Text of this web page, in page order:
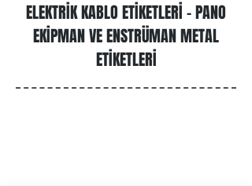
ELEKTRİK KABLO ETİKETLERİ - PANO
EKİPMAN VE ENSTRÜMAN METAL
ETİKETLERİ